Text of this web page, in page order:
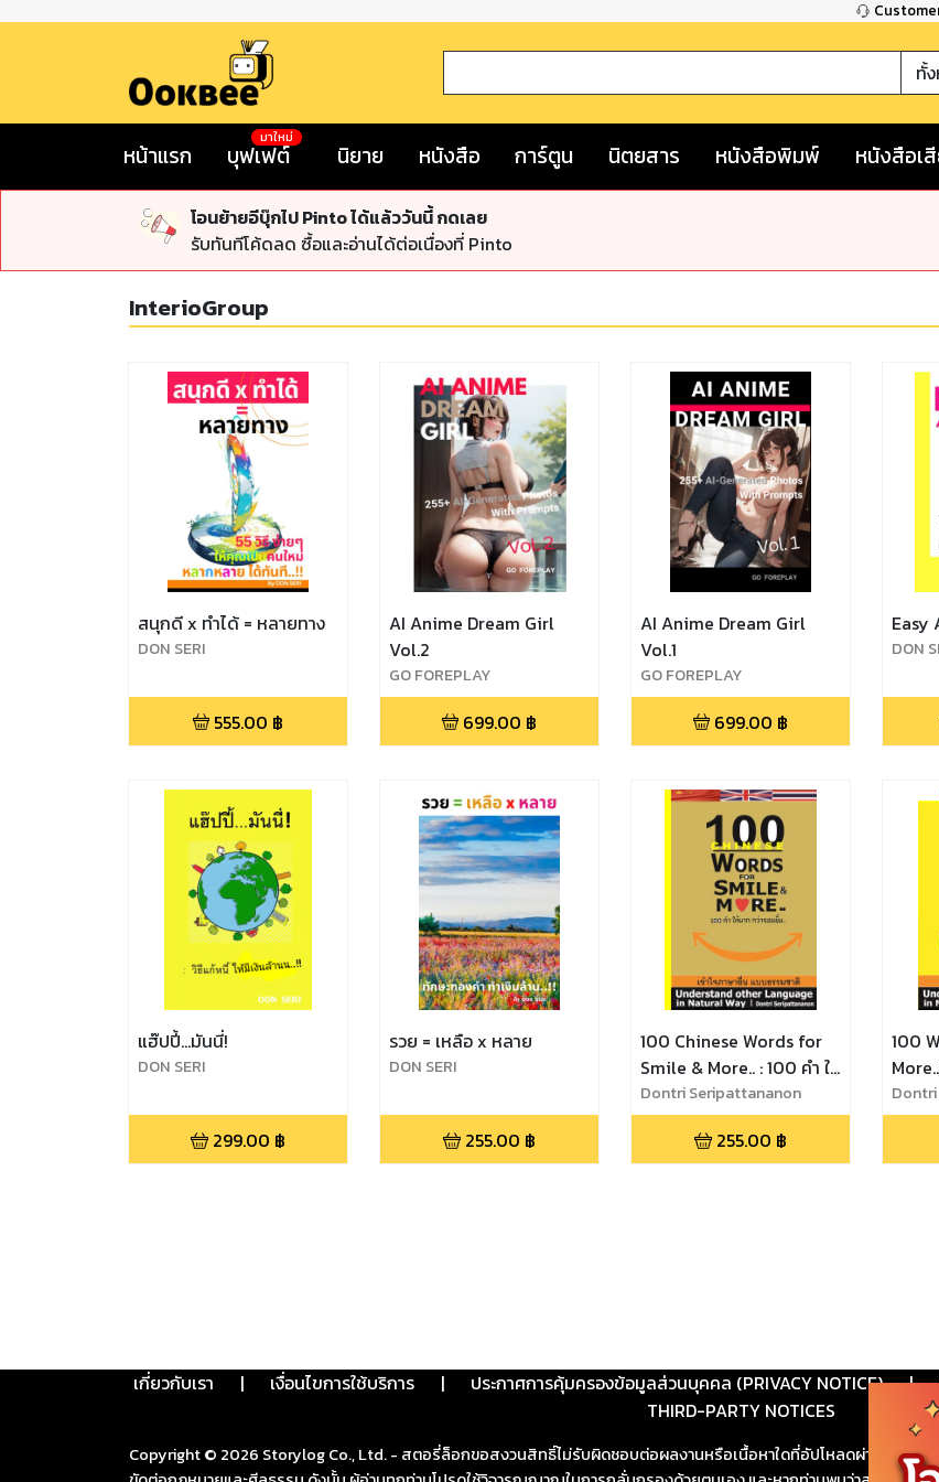
ทั้
หน้าแรก บุฟเฟต์
มาใหม่
นิยาย หนังสือ การ์ตูน นิตยสาร หนังสือพิมพ์ หนังสือเ
โอนย้ายอีบุ๊กไป Pinto ได้แล้ววันนี้ กดเลย
รับทันทีโค้ดลด ซื้อและอ่านได้ต่อเนื่องที่ Pinto
InterioGroup
สนุกดี x ทำได้ = หลายทาง
DON SERI
555.00 ฿
AI Anime Dream Girl
Vol.2
GO FOREPLAY
699.00 ฿
AI Anime Dream Girl
Vol.1
GO FOREPLAY
699.00 ฿
Easy
DON
แฮ๊ปปี้...มันนี่!
DON SERI
299.00 ฿
รวย = เหลือ x หลาย
DON SERI
255.00 ฿
100 Chinese Words for
Smile & More.. : 100 คำ ให้
มาก กว่ารอยยิ้ม..
Dontri Seripattananon
255.00 ฿
100
รอยยิ้
เกี่ยวกับเรา | เงื่อนไขการใช้บริการ | ประกาศการคุ้มครองข้อมูลส่วนบุคคล (PRIVACY NOTICE) |
THIRD-PARTY NOTICES
Copyright © 2026 Storylog Co., Ltd. - สตอรี่ล็อกขอสงวนสิทธิ์ไม่รับผิดชอบต่อผลงานหรือเนื้อหาใดที่อัปโหลดผ่านเว็บไซ